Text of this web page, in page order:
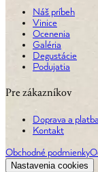
Náš príbeh
Vinice
Ocenenia
Galéria
Degustácie
Podujatia
Pre zákazníkov
Doprava a platba
Kontakt
Obchodné podmienky
Nastavenia cookies